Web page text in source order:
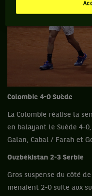
Colombie 4-0 Suède
La Colombie réalise la
en balayant le Suède 4-
Galan, Cabal / Farah et
Ouzbékistan 2-3 Serbie
Gros suspense du côté
menaient 2-0 suite aux